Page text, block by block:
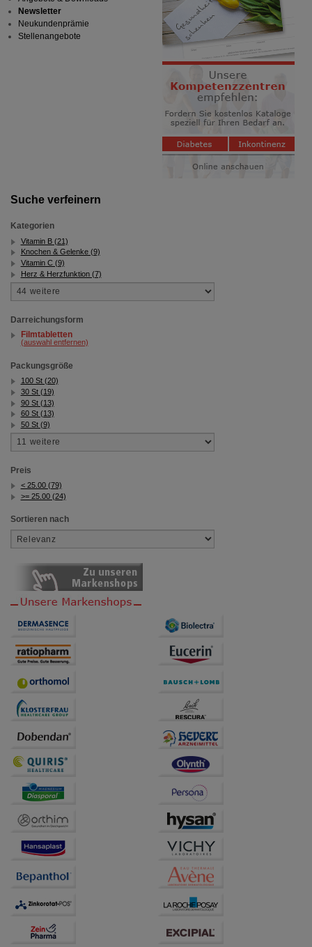
Suche verfeinern
Kategorien
Vitamin B (21)
Knochen & Gelenke (9)
Vitamin C (9)
Herz & Herzfunktion (7)
Darreichungsform
Filmtabletten
(auswahl entfernen)
Packungsgröße
100 St (20)
30 St (19)
90 St (13)
60 St (13)
50 St (9)
Preis
< 25.00 (79)
>= 25.00 (24)
Sortieren nach
Newsletter
Neukundenprämie
Stellenangebote